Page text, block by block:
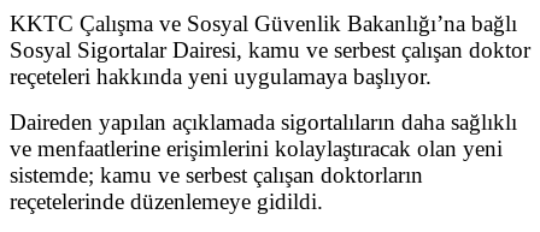
KKTC Çalışma ve Sosyal Güvenlik Bakanlığı’na bağlı
Sosyal Sigortalar Dairesi, kamu ve serbest çalışan doktor
reçeteleri hakkında yeni uygulamaya başlıyor.
Daireden yapılan açıklamada sigortalıların daha sağlıklı
ve menfaatlerine erişimlerini kolaylaştıracak olan yeni
sistemde; kamu ve serbest çalışan doktorların
reçetelerinde düzenlemeye gidildi.